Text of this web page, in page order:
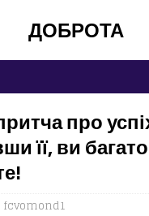
ДОБРОТА
про
її, ви
fcvomond1